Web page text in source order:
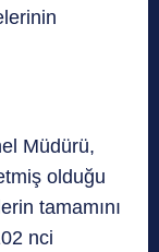
Müdürü,
olduğu
tamamını
nci